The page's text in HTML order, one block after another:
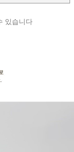
있습니다